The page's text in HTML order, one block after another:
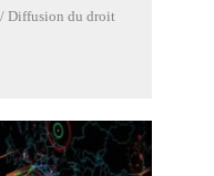
Diffusion du droit